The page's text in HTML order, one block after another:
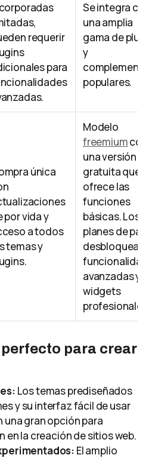
requerir
para
Se integra con
una amplia
gama de
y
populares.
única
por vida y
a todos
temas y
Modelo
freemiumcon
una versión
gratuita que
ofrece las
funciones
básicas. Los
planes de
desbloquean
avanzadas y
widgets
profesionales.
para crear
Los temas prediseñados
y su interfaz fácil de usar
una gran opción para
en la creación de sitios web.
El amplio